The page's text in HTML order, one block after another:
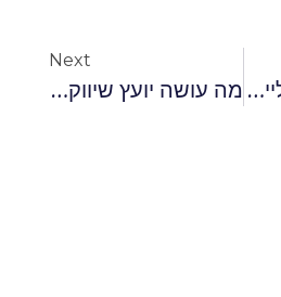
מתי כדאי לפנות לייעוץ שיווקי וכיצד זה יתרום לצמיחת העסק?
Next
מה עושה יועץ שיווק דיגיטלי ואיך הוא יכול לקדם את העסק שלך?